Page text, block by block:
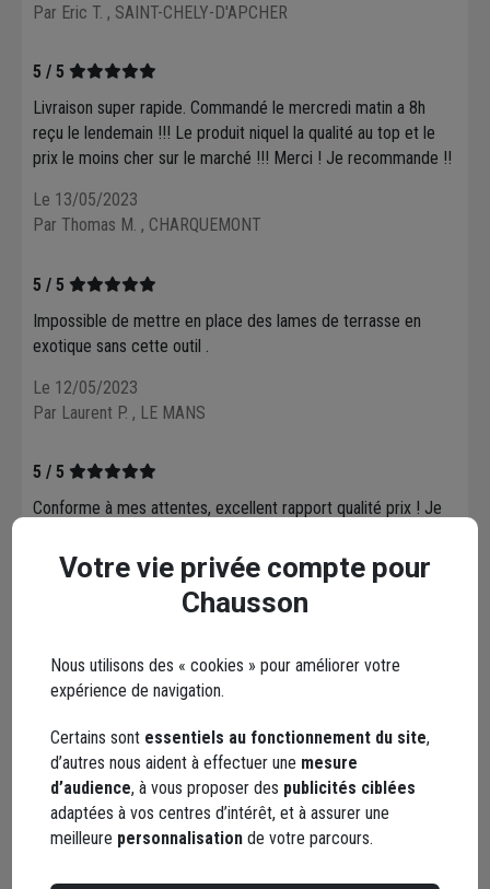
Par Eric T. , SAINT-CHELY-D'APCHER
5 / 5
Livraison super rapide. Commandé le mercredi matin a 8h
reçu le lendemain !!! Le produit niquel la qualité au top et le
prix le moins cher sur le marché !!! Merci ! Je recommande !!
Le 13/05/2023
Par Thomas M. , CHARQUEMONT
5 / 5
Impossible de mettre en place des lames de terrasse en
exotique sans cette outil .
Le 12/05/2023
Par Laurent P. , LE MANS
5 / 5
Conforme à mes attentes, excellent rapport qualité prix ! Je
Le 07/05/2023
, SAINT-HIPPOLYTE-DU-FORT
5 / 5
Le serre lame est de très bonne qualité et d'une aide
rien à envier à d'autres cales. Leur solidité et leur qualité sont
prouvées. Quant au guide je n'ai pas encore eu l'occasion de
l'essayer mais à première vue elle semble top. Le tout livré
dans une caisse très fine et pratique à ranger.
Votre vie privée compte pour
Chausson
Nous utilisons des « cookies » pour améliorer votre
expérience de navigation.
Certains sont essentiels au fonctionnement du site,
d’autres nous aident à effectuer une mesure
d’audience, à vous proposer des publicités ciblées
adaptées à vos centres d’intérêt, et à assurer une
meilleure personnalisation de votre parcours.